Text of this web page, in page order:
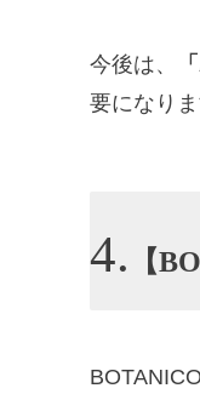
今後は、
要になりま
【